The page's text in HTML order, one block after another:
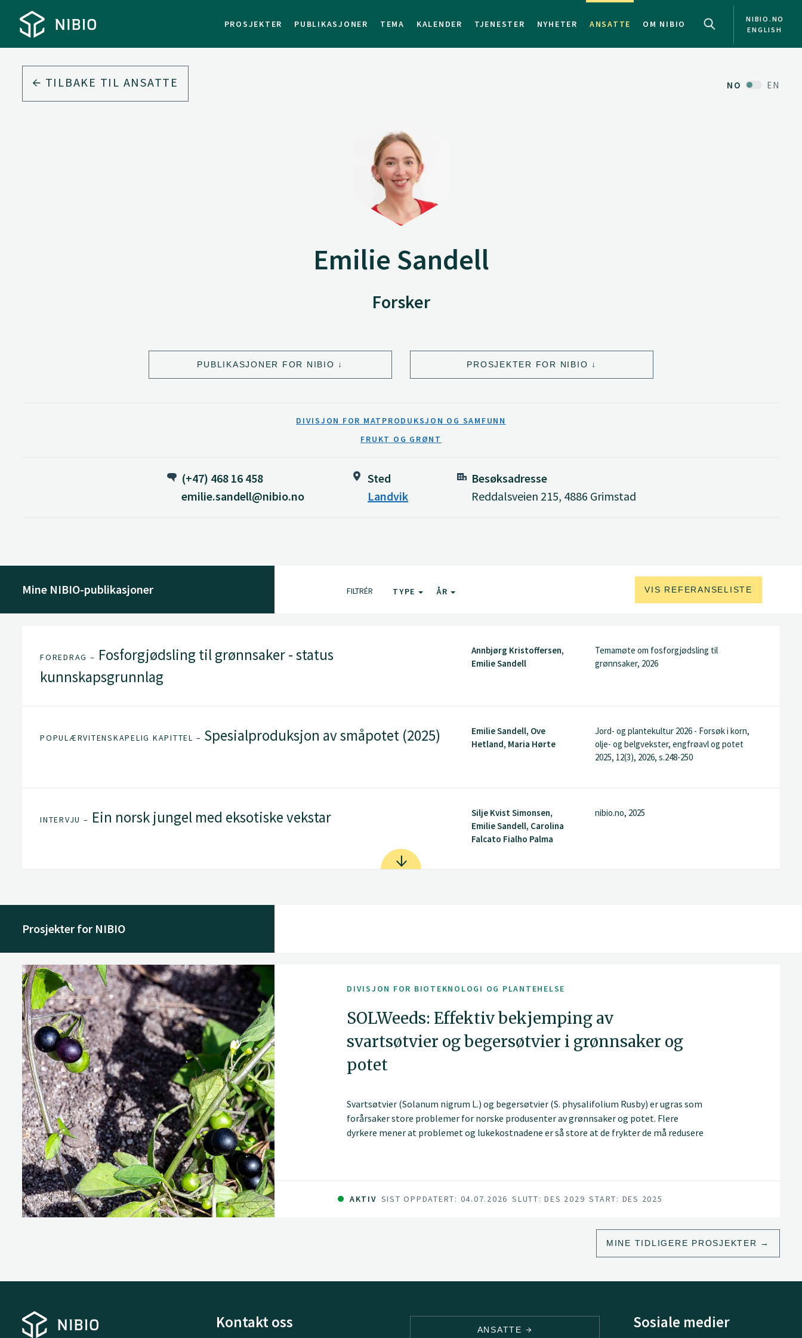
PROSJEKTER PUBLIKASJONER TEMA KALENDER TJENESTER NYHETER ANSATTE OM NIBIO
NIBIO.NO
ENGLISH
TILBAKE TIL ANSATTE NO EN
Emilie Sandell
Forsker
PUBLIKASJONER FOR NIBIO PROSJEKTER FOR NIBIO
DIVISJON FOR MATPRODUKSJON OG SAMFUNN
FRUKT OG GRØNT
(+47) 468 16 458
emilie.sandell@nibio.no
Sted
Landvik
Besøksadresse
Reddalsveien 215, 4886 Grimstad
Mine NIBIO-publikasjoner FILTRÉR TYPE ÅR VIS REFERANSELISTE
FOREDRAG – Fosforgjødsling til grønnsaker - status
kunnskapsgrunnlag
Annbjørg Kristoffersen,
Emilie Sandell
Temamøte om fosforgjødsling til
grønnsaker, 2026
POPULÆRVITENSKAPELIG KAPITTEL – Spesialproduksjon av småpotet (2025)
Emilie Sandell, Ove
Hetland, Maria Hørte
Jord- og plantekultur 2026 - Forsøk i korn,
olje- og belgvekster, engfrøavl og potet
2025, 12(3), 2026, s.248-250
INTERVJU – Ein norsk jungel med eksotiske vekstar
Silje Kvist Simonsen,
Emilie Sandell, Carolina
Falcato Fialho Palma
nibio.no, 2025
Prosjekter for NIBIO
DIVISJON FOR BIOTEKNOLOGI OG PLANTEHELSE
SOLWeeds: Effektiv bekjemping av
svartsøtvier og begersøtvier i grønnsaker og
potet
Svartsøtvier (Solanum nigrum L.) og begersøtvier (S. physalifolium Rusby) er ugras som
forårsaker store problemer for norske produsenter av grønnsaker og potet. Flere
dyrkere mener at problemet og lukekostnadene er så store at de frykter de må redusere
AKTIV SIST OPPDATERT: 04.07.2026 SLUTT: DES 2029 START: DES 2025
MINE TIDLIGERE PROSJEKTER
Kontakt oss ANSATTE Sosiale medier